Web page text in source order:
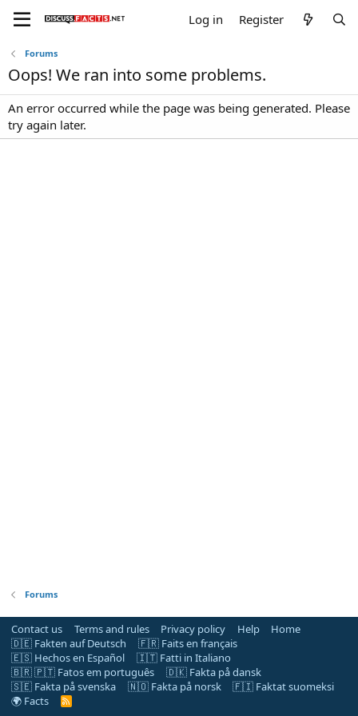
Log in Register
Forums
Oops! We ran into some problems.
An error occurred while the page was being generated. Please
try again later.
Forums
Contact us Terms and rules Privacy policy Help
Home
🇩🇪 Fakten auf Deutsch
🇫🇷 Faits en français
🇪🇸 Hechos en Español
🇮🇹 Fatti in Italiano
🇧🇷 🇵🇹 Fatos em português
🇩🇰 Fakta på dansk
🇸🇪 Fakta på svenska
🇳🇴 Fakta på norsk
🇫🇮 Faktat suomeksi
🌍 Facts
R